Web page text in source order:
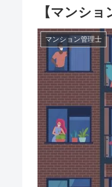
【マンシ
マンション管理士